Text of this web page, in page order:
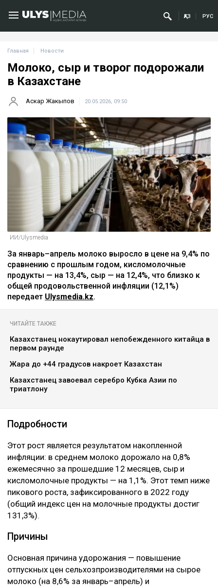
ҚАЗ РУС
Главная Новости
Молоко, сыр и творог подорожали
в Казахстане
Аскар Жакыпов 20.05.2026, 09:50
ИИ/Ulysmedia
За январь–апрель молоко выросло в цене на 9,4% по
сравнению с прошлым годом, кисломолочные
продукты — на 13,4%, сыр — на 12,4%, что близко к
общей продовольственной инфляции (12,1%)
передает Ulysmedia.kz.
ЧИТАЙТЕ ТАКЖЕ
Казахстанец нокаутировал непобежденного китайца в
первом раунде
Жара до +44 градусов накроет Казахстан
Казахстанец завоевал серебро Кубка Азии по
триатлону
Подробности
Этот рост является результатом накопленной
инфляции: в среднем молоко дорожало на 0,8%
ежемесячно за прошедшие 12 месяцев, сыр и
кисломолочные продукты — на 1,1%. Этот темп ниже
пикового роста, зафиксированного в 2022 году
(общий индекс цен на молочные продукты достиг
131,3%).
Причины
Основная причина удорожания — повышение
отпускных цен сельхозпроизводителями на сырое
молоко (на 8,6% за январь–апрель) и